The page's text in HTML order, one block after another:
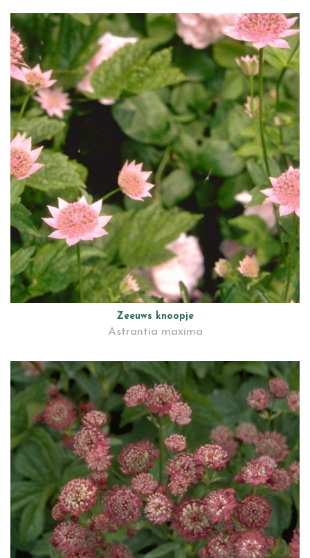
Zeeuws knoopje
Astrantia maxima